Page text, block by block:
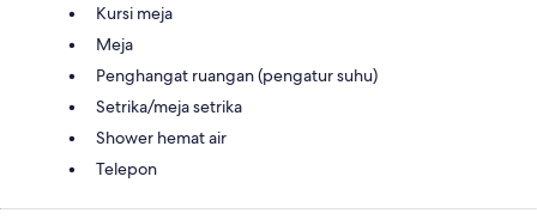
Kursi meja
Meja
Penghangat ruangan (pengatur suhu)
Setrika/meja setrika
Shower hemat air
Telepon